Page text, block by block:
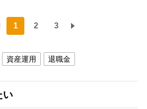
1 2 3
資産運用 退職金
い